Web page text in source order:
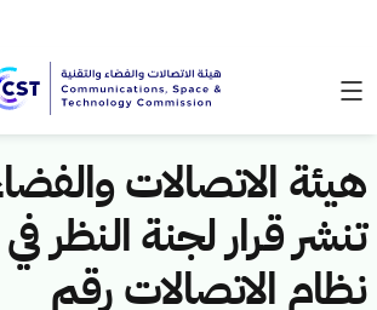
هيئة الاتصالات
تنشر قرار لجنة النظر
نظام الاتصالات رقم